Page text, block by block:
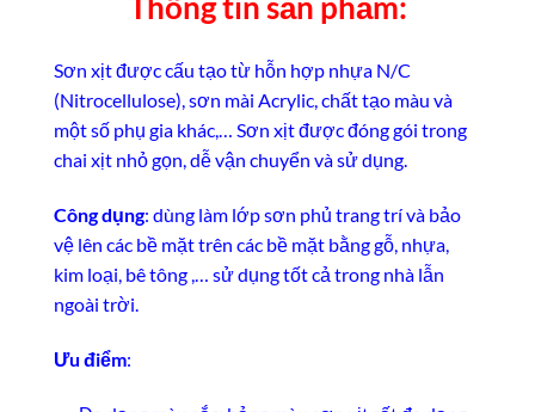
Sơn xịt được cấu tạo từ hỗn hợp nhựa N/C
(Nitrocellulose), sơn mài Acrylic, chất tạo màu và
một số phụ gia khác,… Sơn xịt được đóng gói trong
chai xịt nhỏ gọn, dễ vận chuyển và sử dụng.
Công dụng: dùng làm lớp sơn phủ trang trí và bảo
vệ lên các bề mặt trên các bề mặt bằng gỗ, nhựa,
kim loại, bê tông ,… sử dụng tốt cả trong nhà lẫn
ngoài trời.
Ưu điểm: